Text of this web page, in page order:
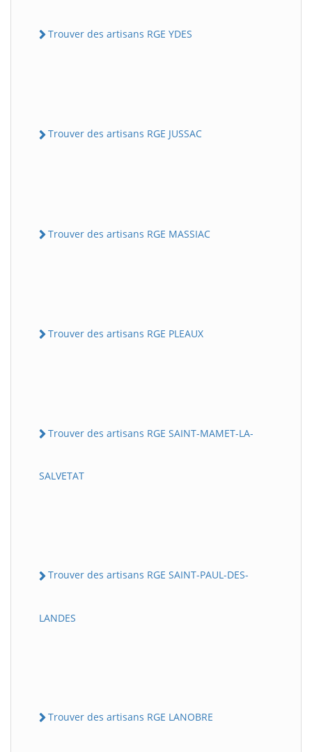
Trouver des artisans RGE YDES
Trouver des artisans RGE JUSSAC
Trouver des artisans RGE MASSIAC
Trouver des artisans RGE PLEAUX
Trouver des artisans RGE SAINT-MAMET-LA-
SALVETAT
Trouver des artisans RGE SAINT-PAUL-DES-
LANDES
Trouver des artisans RGE LANOBRE